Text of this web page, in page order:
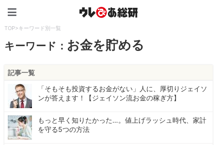
TOP>キーワード別一覧
キーワード： お金を貯める
記事一覧
「そもそも投資するお金がない」人に、厚切りジェイソ
ンが答えます！【ジェイソン流お金の稼ぎ方】
もっと早く知りたかった…。値上げラッシュ時代、家計
を守る5つの方法